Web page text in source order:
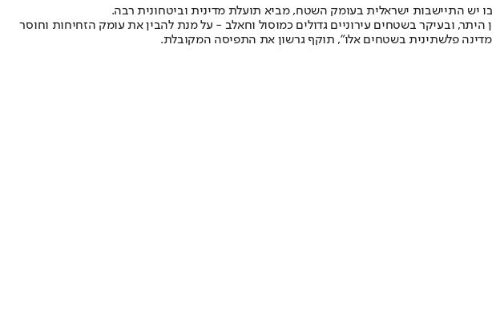
יש התיישבות ישראלית בעומק השטח, מביא תועלת מדינית וביטחונית רבה.
ובעיקר בשטחים עירוניים גדולים כמוסול וחאלב - על מנת להבין את עומק הזחיחות וחוסר
פלשתינית בשטחים אלו", תוקף גרשון את התפיסה המקובלת.